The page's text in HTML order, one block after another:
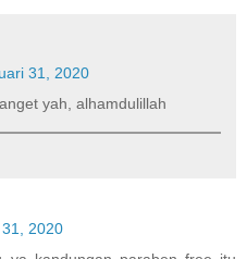
31, 2020
yah, alhamdulillah
2020